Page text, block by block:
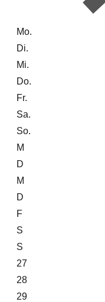
Mo.
Di.
Mi.
Do.
Fr.
Sa.
So.
M
D
M
D
F
S
S
27
28
29